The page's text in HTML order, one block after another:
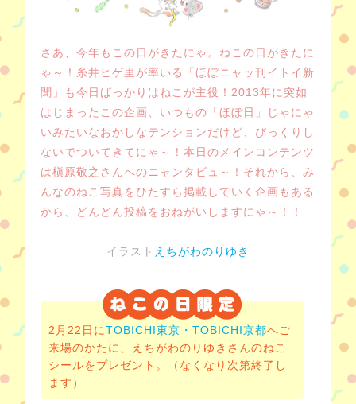
さあ、今年もこの日がきたにゃ。 ねこの日がきたに
ゃ～！ 糸井ヒゲ里が率いる
「ほぼニャッ刊イトイ新
聞」も今日ばっかりはねこが主役！ 2013年に突如
はじまったこの企画、 いつもの「ほぼ日」じゃにゃ
いみたいなおかしなテンションだけど、 びっくりし
ないでついてきてにゃ～！ 本日のメインコンテンツ
は槇原敬之さんへのニャンタビュ～！ それから、み
んなのねこ写真をひたすら掲載していく企画もある
から、
どんどん投稿をおねがいしますにゃ～！！
イラスト えちがわのりゆき
2月22日にTOBICHI東京・ TOBICHI京都へご
来場のかたに、えちがわのりゆきさんのねこ
シールをプレゼント。
（なくなり次第終了し
ます）